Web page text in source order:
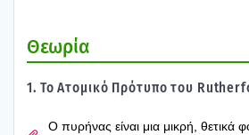
Θεω­ρία
1. Το Ατο­μι­κό Πρό­τυ­πο του
Ο πυρή­νας είναι μια μικρή, θετι­κά